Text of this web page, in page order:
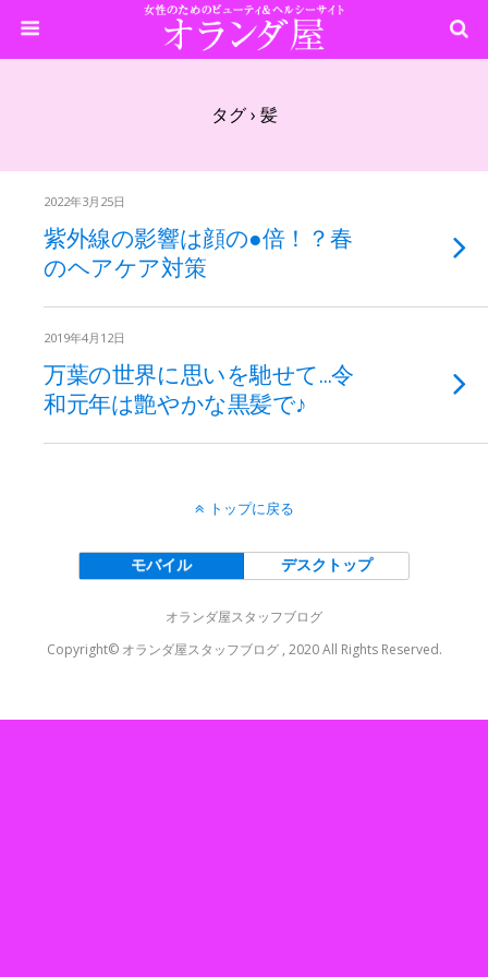
タグ › 髪
2022年3月25日
紫外線の影響は顔の●倍！？春
のヘアケア対策
2019年4月12日
万葉の世界に思いを馳せて…令
和元年は艶やかな黒髪で♪
トップに戻る
モバイル デスクトップ
オランダ屋スタッフブログ
Copyright© オランダ屋スタッフブログ , 2020 All Rights Reserved.